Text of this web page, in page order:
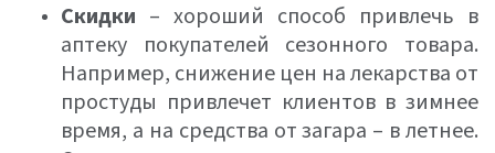
Скидки – хороший способ привлечь в
аптеку покупателей сезонного товара.
Например, снижение цен на лекарства от
простуды привлечет клиентов в зимнее
время, а на средства от загара – в летнее.